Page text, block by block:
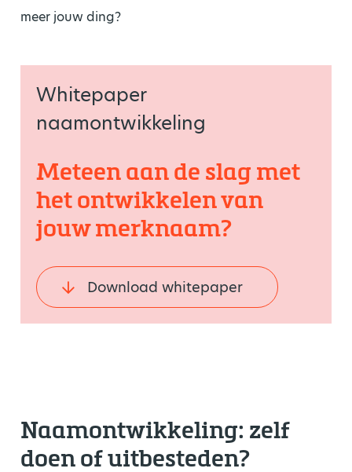
meer jouw ding?
Whitepaper
naamontwikkeling
Meteen aan de slag met
het ontwikkelen van
jouw merknaam?
Download whitepaper
Naamontwikkeling: zelf
doen of uitbesteden?